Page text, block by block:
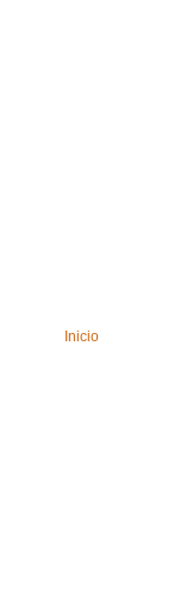
Inicio